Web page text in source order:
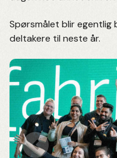
Spørsmålet blir egentlig
deltakere til neste år.